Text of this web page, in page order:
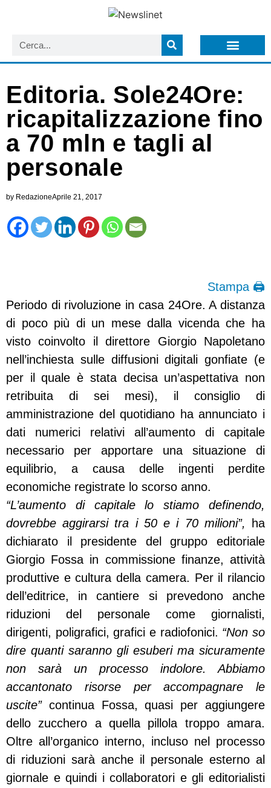
Editoria. Sole24Ore:
ricapitalizzazione fino
a 70 mln e tagli al
personale
by RedazioneAprile 21, 2017
Stampa 🖨
Periodo di rivoluzione in casa 24Ore. A distanza
di poco più di un mese dalla vicenda che ha
visto coinvolto il direttore Giorgio Napoletano
nell’inchiesta sulle diffusioni digitali gonfiate (e
per il quale è stata decisa un’aspettativa non
retribuita di sei mesi), il consiglio di
amministrazione del quotidiano ha annunciato i
dati numerici relativi all’aumento di capitale
necessario per apportare una situazione di
equilibrio, a causa delle ingenti perdite
economiche registrate lo scorso anno.
“L’aumento di capitale lo stiamo definendo,
dovrebbe aggirarsi tra i 50 e i 70 milioni”, ha
dichiarato il presidente del gruppo editoriale
Giorgio Fossa in commissione finanze, attività
produttive e cultura della camera. Per il rilancio
dell’editrice, in cantiere si prevedono anche
riduzioni del personale come giornalisti,
dirigenti, poligrafici, grafici e radiofonici. “Non so
dire quanti saranno gli esuberi ma sicuramente
non sarà un processo indolore. Abbiamo
accantonato risorse per accompagnare le
uscite” continua Fossa, quasi per aggiungere
dello zucchero a quella pillola troppo amara.
Oltre all’organico interno, incluso nel processo
di riduzioni sarà anche il personale esterno al
giornale e quindi i collaboratori e gli editorialisti